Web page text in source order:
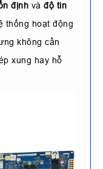
định và độ tin
thống hoạt động
không cần
xung hay hỗ